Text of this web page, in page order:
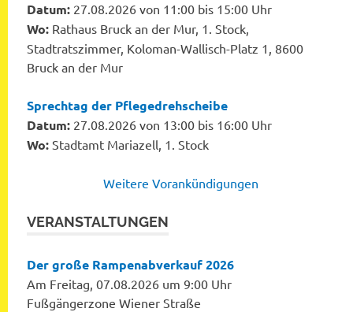
Datum: 27.08.2026 von 11:00 bis 15:00 Uhr
Wo: Rathaus Bruck an der Mur, 1. Stock,
Stadtratszimmer, Koloman-Wallisch-Platz 1, 8600
Bruck an der Mur
Sprechtag der Pflegedrehscheibe
Datum: 27.08.2026 von 13:00 bis 16:00 Uhr
Wo: Stadtamt Mariazell, 1. Stock
Weitere Vorankündigungen
VERANSTALTUNGEN
Der große Rampenabverkauf 2026
Am Freitag, 07.08.2026 um 9:00 Uhr
Fußgängerzone Wiener Straße